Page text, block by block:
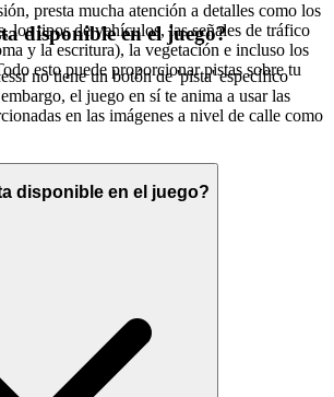
presta mucha atención a detalles como los
los tipos de vehículos, las señales de tráfico
y la escritura), la vegetación e incluso los
esto puede proporcionar pistas sobre tu
disponible en el juego?
no tiene un botón de 'pista' específico
el juego en sí te anima a usar las
en las imágenes a nivel de calle como
disponible en el juego?